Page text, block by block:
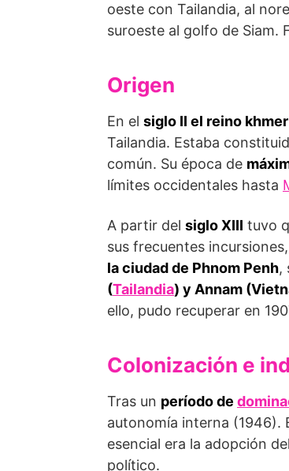
oeste con Tailandia, al
suroeste al golfo de Siam.
Origen
En el siglo II el reino
Tailandia. Estaba
común. Su época de
límites occidentales hasta
A partir del siglo XIII tuvo
sus frecuentes
la ciudad de Phnom Penh,
(Tailandia) y Annam
ello, pudo recuperar en
Colonización e
Tras un período de
autonomía interna (1946).
esencial era la adopción del
político.